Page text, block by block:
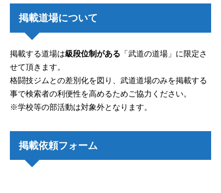
掲載道場について
掲載する道場は級段位制がある 「武道の道場」に限定さ
せて頂きます。
格闘技ジムとの差別化を図り、武道道場のみを掲載する
事で検索者の利便性を高めるためご協力ください。
※学校等の部活動は対象外となります。
掲載依頼フォーム